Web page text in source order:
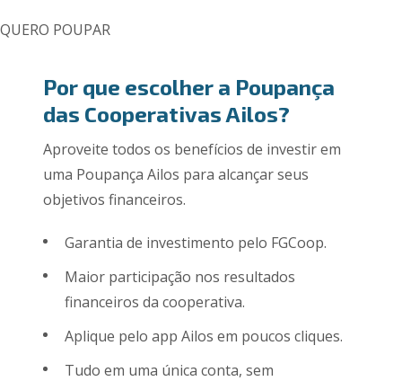
QUERO POUPAR
Por que escolher a Poupança
das Cooperativas Ailos?
Aproveite todos os benefícios de investir em
uma Poupança Ailos para alcançar seus
objetivos financeiros.
Garantia de investimento pelo FGCoop.
Maior participação nos resultados
financeiros da cooperativa.
Aplique pelo app Ailos em poucos cliques.
Tudo em uma única conta, sem